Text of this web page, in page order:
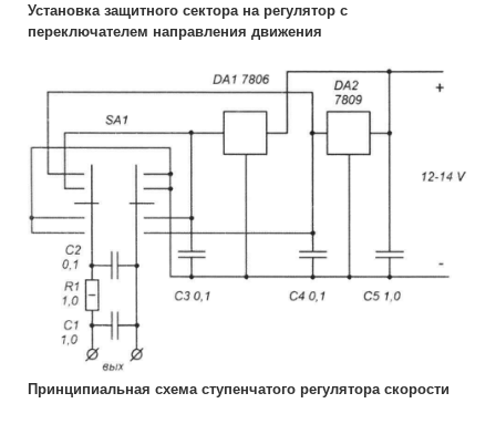
Установка защитного сектора на регулятор с
переключателем направления движения
Принципиальная схема ступенчатого регулятора скорости